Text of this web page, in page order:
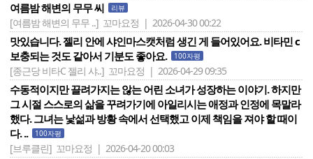
여름밤 해변의 무무 씨 리뷰
[여름밤 해변의 무무 ..] 꼬마요정 | 2026-04-30 00:22
맛있습니다. 젤리 안에 샤인마스캣처럼 생긴 게 들어있어요. 비타민 c
보충되는 것도 같아서 기분도 좋아요.
100자평
[종근당 비타C 젤리 샤..] 꼬마요정 | 2026-04-29 09:35
수동적이지만 끌려가지는 않는 어린 소녀가 성장하는 이야기. 하지만
그 시절 스스로의 삶을 꾸려가기에 아일리시는 애정과 인정에 목말라
했다. 그녀는 낯섦과 방황 속에서 선택했고 이제 책임을 져야 할 때이
다. ..
100자평
[브루클린] 꼬마요정 | 2026-04-20 00:03